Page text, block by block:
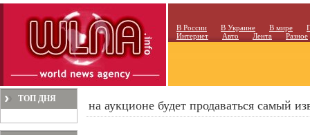
В России В Украине В мире
Интернет
Авто Лента Разное
ТОП ДНЯ на аукционе будет продаваться самый